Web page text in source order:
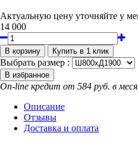
Актуальную цену уточняйте у
14 000
Выбрать размер :
On-line кредит от 584 руб. в
Описание
Отзывы
Доставка и оплата